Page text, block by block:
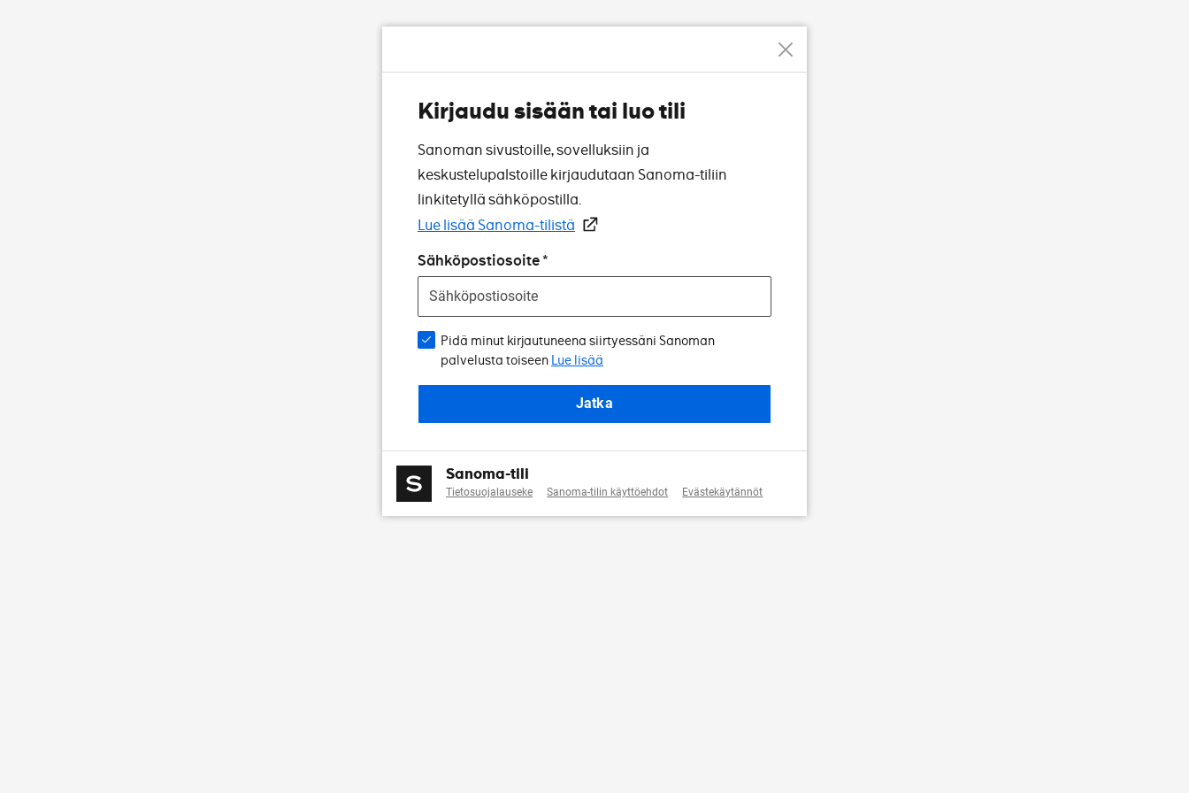
Kirjaudu sisään tai luo tili
Sanoman sivustoille, sovelluksiin ja
keskustelupalstoille kirjaudutaan Sanoma-tiliin
linkitetyllä sähköpostilla.
Lue lisää Sanoma-tilistä
Sähköpostiosoite
Pidä minut kirjautuneena siirtyessäni Sanoman
palvelusta toiseen Lue lisää
Jatka
Sanoma-tili
Tietosuojalauseke Sanoma-tilin käyttöehdot Evästekäytännöt